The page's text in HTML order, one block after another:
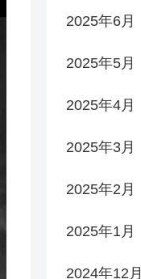
2025年6月
2025年5月
2025年4月
2025年3月
2025年2月
2025年1月
2024年12月